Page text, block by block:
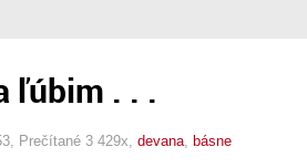
ľúbim . . .
, Prečítané 3 429x, devana básne